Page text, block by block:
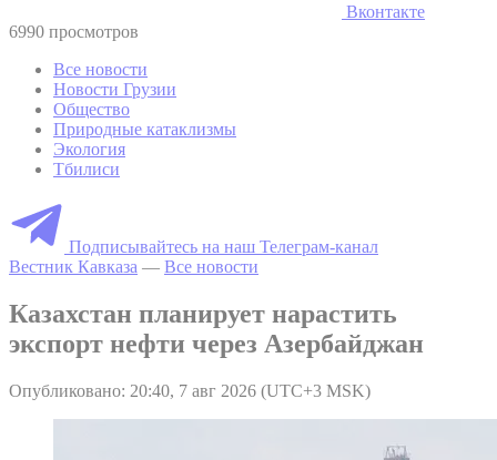
Вконтакте
6990 просмотров
Все новости
Новости Грузии
Общество
Природные катаклизмы
Экология
Тбилиси
Подписывайтесь на наш Телеграм-канал
Вестник Кавказа — Все новости
Казахстан планирует нарастить
экспорт нефти через Азербайджан
Опубликовано: 20:40, 7 авг 2026 (UTC+3 MSK)